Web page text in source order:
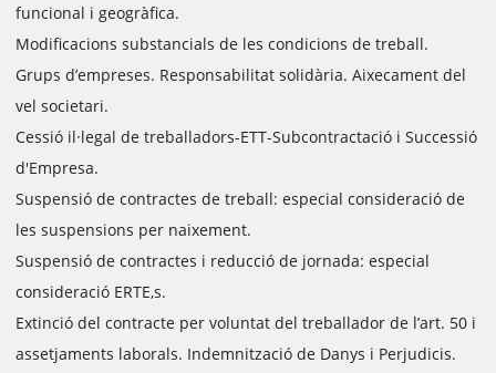
funcional i geogràfica.
Modificacions substancials de les condicions de treball.
Grups d’empreses. Responsabilitat solidària. Aixecament del
vel societari.
Cessió il·legal de treballadors-ETT-Subcontractació i Successió
d'Empresa.
Suspensió de contractes de treball: especial consideració de
les suspensions per naixement.
Suspensió de contractes i reducció de jornada: especial
consideració ERTE,s.
Extinció del contracte per voluntat del treballador de l’art. 50 i
assetjaments laborals. Indemnització de Danys i Perjudicis.